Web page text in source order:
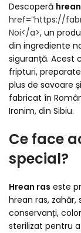
Descoperă
href=”https://
Noi</a>, un
din ingrediente
siguranță. Acest
fripturi,
plus de savoare
fabricat în
Ironim, din Sibiu.
Ce face
special?
Hrean ras este
hrean ras,
conservanți,
sterilizat pentru